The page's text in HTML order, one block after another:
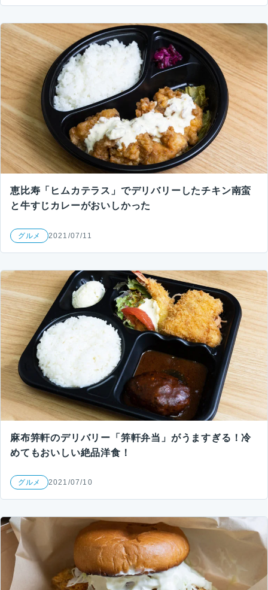
恵比寿「ヒムカテラス」でデリバリーしたチキン南蛮
と牛すじカレーがおいしかった
グルメ 2021/07/11
麻布笄軒のデリバリー「笄軒弁当」がうますぎる！冷
めてもおいしい絶品洋食！
グルメ 2021/07/10